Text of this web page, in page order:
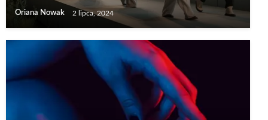
Oriana Nowak 2 lipca, 2024